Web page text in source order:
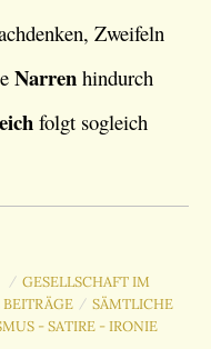
Zweifeln
Narren hindurch
folgt sogleich
/ GESELLSCHAFT IM
/ SÄMTLICHE
- SATIRE - IRONIE